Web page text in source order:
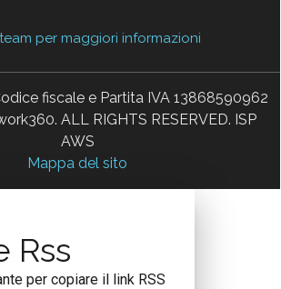
per maggiori informazioni
fiscale e Partita IVA 13868590962
ALL RIGHTS RESERVED. ISP
AWS
Mappa del sito
Rss
per copiare il link RSS